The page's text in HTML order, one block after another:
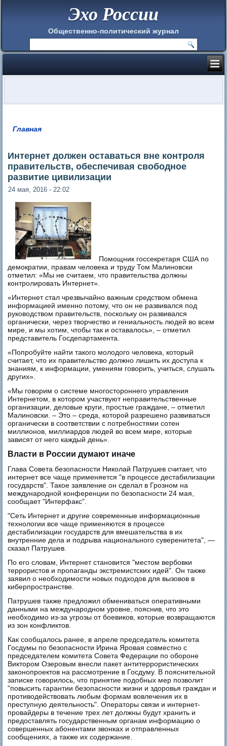
Эхо России
Общественно-политический журнал
Главная
Интернет должен оставаться вне контроля
правительств, обеспечивая свободное
развитие цивилизации
24 мая, 2016 - 22:02
Помощник госсекретаря США по
демократии, правам человека и труду Том Малиновски
отметил: «Мы не считаем, что правительства должны
контролировать Интернет».
«Интернет стал чрезвычайно важным средством обмена
информацией именно потому, что он не развивался под
руководством правительств, поскольку он развивался
органически, через творчество и гениальность людей во всем
мире, и мы хотим, чтобы так и оставалось», – отметил
представитель Госдепартамента.
«Попробуйте найти такого молодого человека, который
считает, что их правительство должно лишить их доступа к
знаниям, к информации, умениям говорить, учиться, слушать
других».
«Мы говорим о системе многостороннего управления
Интернетом, в котором участвуют неправительственные
организации, деловые круги, простые граждане, – отметил
Малиновски. – Это – среда, которой разрешено развиваться
органически в соответствии с потребностями сотен
миллионов, миллиардов людей во всем мире, которые
зависят от него каждый день».
Власти в России думают иначе
Глава Совета безопасности Николай Патрушев считает, что
интернет все чаще применяется "в процессе дестабилизации
государств". Такое заявление он сделал в Грозном на
международной конференции по безопасности 24 мая,
сообщает "Интерфакс".
"Сеть Интернет и другие современные информационные
технологии все чаще применяются в процессе
дестабилизации государств для вмешательства в их
внутренние дела и подрыва национального суверенитета", —
сказал Патрушев.
По его словам, Интернет становится "местом вербовки
террористов и пропаганды экстремистских идей". Он также
заявил о необходимости новых подходов для вызовов в
киберпространстве.
Патрушев также предложил обмениваться оперативными
данными на международном уровне, пояснив, что это
необходимо из-за угрозы от боевиков, которые возвращаются
из зон конфликтов.
Как сообщалось ранее, в апреле председатель комитета
Госдумы по безопасности Ирина Яровая совместно с
председателем комитета Совета Федерации по обороне
Виктором Озеровым внесли пакет антитеррористических
законопроектов на рассмотрение в Госдуму. В пояснительной
записке говорилось, что принятие подобных мер позволит
"повысить гарантии безопасности жизни и здоровья граждан и
противодействовать любым формам вовлечения их в
преступную деятельность". Операторы связи и интернет-
провайдеры в течение трех лет должны будут хранить и
предоставлять государственным органам информацию о
совершенных абонентами звонках и отправленных
сообщениях, а также их содержание.